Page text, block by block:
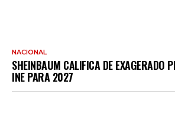
NACIONAL
SHEINBAUM CALIFICA DE EXAGERADO
INE PARA 2027